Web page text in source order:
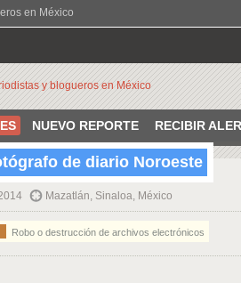
en México
NUEVO REPORTE RECIBIR
de diario Noroeste
Mazatlán, Sinaloa, México
Robo o destrucción de archivos electrónicos